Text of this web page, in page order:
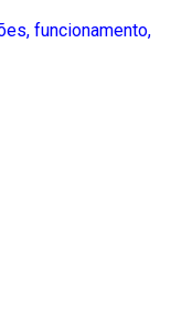
funcionamento,